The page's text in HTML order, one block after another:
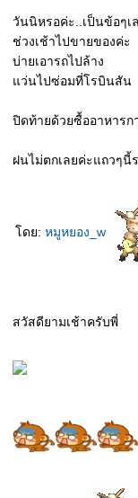
วันนิหรอค่ะ..เป็นข้อๆเ
ช่วงเช้าไปขายของค่ะ
บ่ายเอารถไปล้าง
ว่นไปซ่อมที่โรบินสัน
ปิดท้ายด้วยซื้ออาหารก
ฝนไม่ตกเลยค่ะแถวๆ
ดย: หมูหยอง_w
สวัสดียามเช้าครับพี่